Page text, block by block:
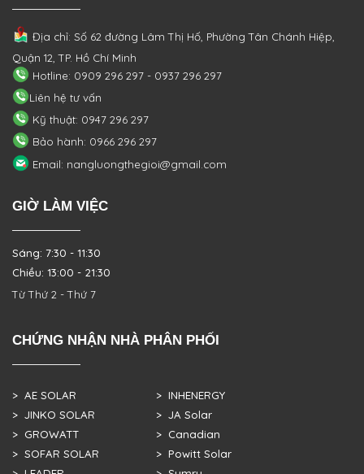
Địa chỉ: Số 62 đường Lâm Thị Hố, PhườngTân Chánh Hiệp,
Quận 12, TP. Hồ Chí Minh
Hotline: 0909 296 297 - 0937 296 297
Liên hệ tư vấn
Kỹ thuật: 0947 296 297
Bảo hành: 0966 296 297
Email: nangluongthegioi@gmail.com
GIỜ LÀM VIỆC
Sáng: 7:30 - 11:30
Chiều: 13:00 - 21:30
Từ Thứ 2 - Thứ 7
CHỨNG NHẬN NHÀ PHÂN PHỐI
> AE SOLAR
> JINKO SOLAR
> GROWATT
> SOFAR SOLAR
> INHENERGY
> JA Solar
> Canadian
> Powitt Solar